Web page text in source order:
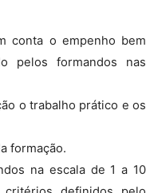
conta o empenho bem
pelos formandos nas
o trabalho prático e os
formação.
na escala de 1 a 10